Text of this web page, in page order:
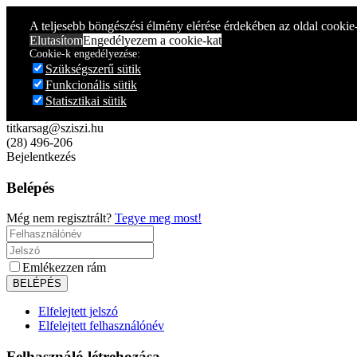
A teljesebb böngészési élmény elérése érdekében az oldal
ElutasítomEngedélyezem a cookie-kat
Cookie-k engedélyezése:
Szükségszerű sütik
Funkcionális sütik
Statisztikai sütik
titkarsag@sziszi.hu
(28) 496-206
Bejelentkezés
Belépés
Még nem regisztrált? Tegye meg most!
Emlékezzen rám
Elfelejtett jelszó
Elfelejtett felhasználónév